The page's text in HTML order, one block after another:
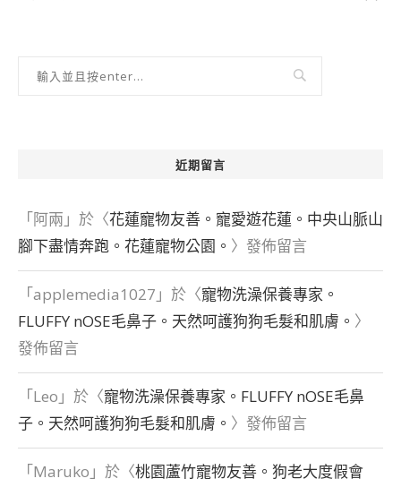
近期留言
「阿兩 」於〈花蓮寵物友善。寵愛遊花蓮。中央山脈山
腳下盡情奔跑。花蓮寵物公園。 〉發佈留言
「applemedia1027 」於〈寵物洗澡保養專家。
FLUFFY nOSE毛鼻子。天然呵護狗狗毛髮和肌膚。 〉
發佈留言
「Leo 」於〈寵物洗澡保養專家。FLUFFY nOSE毛鼻
子。天然呵護狗狗毛髮和肌膚。 〉發佈留言
「Maruko 」於〈桃園蘆竹寵物友善。狗老大度假會